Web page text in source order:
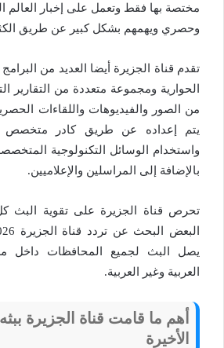
مختصة بها فقط وتعمل على إخبار العالم
وحصري ويهمهم بشكل كبير عن طريق
تقدم قناة الجزيرة أيضا العديد من
الحوارية ومجموعة متعددة من التقارير
من الصور والفيديوهات واللقاءات
يتم إعداده عن طريق كادر متخصص في
واستخدام الوسائل التكنولوجية
بالإضافة إلى المراسلين والإعلاميين.
تحرص قناة الجزيرة على تقوية البث
يصل البث لجميع المحافظات داخل
العربية وغير العربية.
أهم ما قامت قناة الجزيرة
الأخيرة